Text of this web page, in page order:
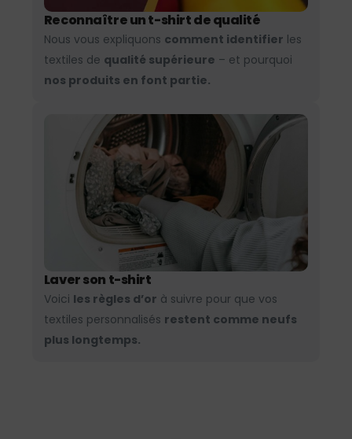
Reconnaître un t-shirt de qualité
Nous vous expliquons comment identifier les
textiles de qualité supérieure – et pourquoi
nos produits en font partie.
Laver son t-shirt
Voici les règles d’or à suivre pour que vos
textiles personnalisés restent comme neufs
plus longtemps.